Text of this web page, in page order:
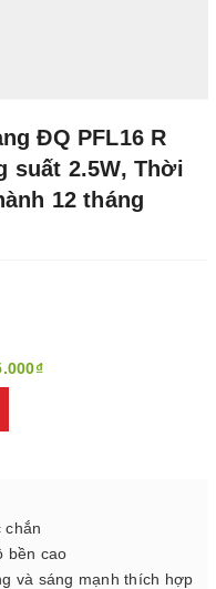
ĐQ PFL16 R
suất 2.5W, Thời
12 tháng
chắn
bền cao
và sáng mạnh thích hợp